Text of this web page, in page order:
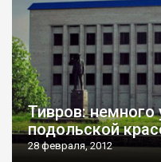
Тивров:
подольской
28 февраля, 2012